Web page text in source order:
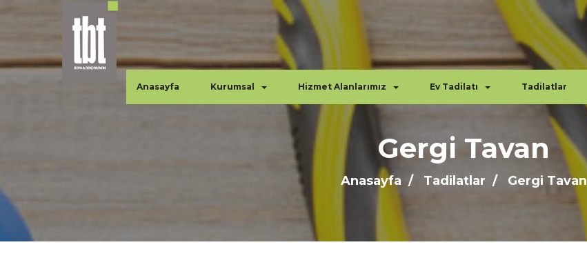
Anasayfa Kurumsal Hizmet Alanlarımız Ev Tadilatı Tadilatlar
Gergi Tavan
Anasayfa Tadilatlar Gergi Tavan